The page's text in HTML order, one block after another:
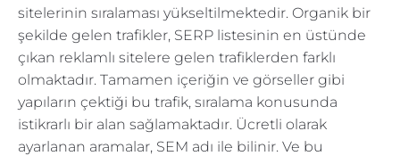
sitelerinin sıralaması yükseltilmektedir. Organik bir
şekilde gelen trafikler, SERP listesinin en üstünde
çıkan reklamlı sitelere gelen trafiklerden farklı
olmaktadır. Tamamen içeriğin ve görseller gibi
yapıların çektiği bu trafik, sıralama konusunda
istikrarlı bir alan sağlamaktadır. Ücretli olarak
ayarlanan aramalar, SEM adı ile bilinir. Ve bu